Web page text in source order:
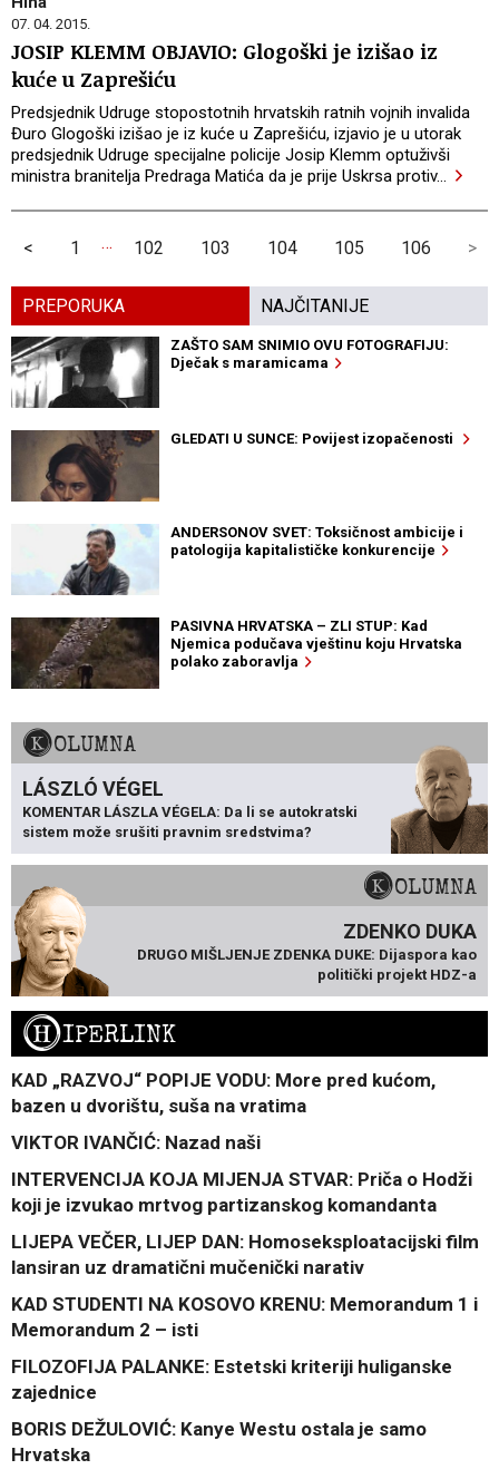
07. 04. 2015.
JOSIP KLEMM OBJAVIO: Glogoški je izišao iz
kuće u Zaprešiću
Predsjednik Udruge stopostotnih hrvatskih ratnih vojnih invalida
Đuro Glogoški izišao je iz kuće u Zaprešiću, izjavio je u utorak
predsjednik Udruge specijalne policije Josip Klemm optuživši
ministra branitelja Predraga Matića da je prije Uskrsa protiv…
< 1 … 102 103 104 105 106 >
PREPORUKA NAJČITANIJE
ZAŠTO SAM SNIMIO OVU FOTOGRAFIJU:
Dječak s maramicama
GLEDATI U SUNCE: Povijest izopačenosti
ANDERSONOV SVET: Toksičnost ambicije i
patologija kapitalističke konkurencije
PASIVNA HRVATSKA – ZLI STUP: Kad
Njemica podučava vještinu koju Hrvatska
polako zaboravlja
KOLUMNA
LÁSZLÓ VÉGEL
KOMENTAR LÁSZLA VÉGELA: Da li se autokratski
sistem može srušiti pravnim sredstvima?
KOLUMNA
ZDENKO DUKA
DRUGO MIŠLJENJE ZDENKA DUKE: Dijaspora kao
politički projekt HDZ-a
HIPERLINK
KAD „RAZVOJ“ POPIJE VODU: More pred kućom,
bazen u dvorištu, suša na vratima
VIKTOR IVANČIĆ: Nazad naši
INTERVENCIJA KOJA MIJENJA STVAR: Priča o Hodži
koji je izvukao mrtvog partizanskog komandanta
LIJEPA VEČER, LIJEP DAN: Homoseksploatacijski film
lansiran uz dramatični mučenički narativ
KAD STUDENTI NA KOSOVO KRENU: Memorandum 1 i
Memorandum 2 – isti
FILOZOFIJA PALANKE: Estetski kriteriji huliganske
zajednice
BORIS DEŽULOVIĆ: Kanye Westu ostala je samo
Hrvatska